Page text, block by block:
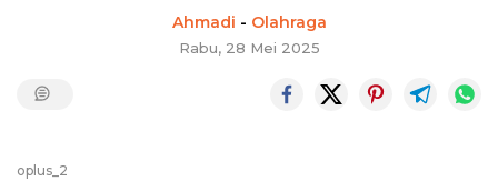
Ahmadi - Olahraga
Rabu, 28 Mei 2025
oplus_2